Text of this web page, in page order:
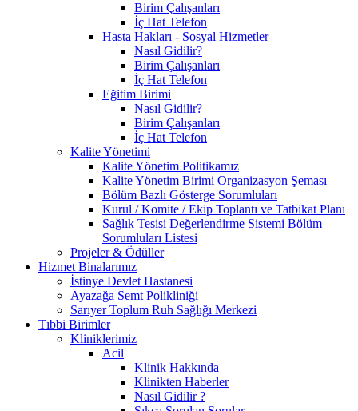
Birim Çalışanları
İç Hat Telefon
Hasta Hakları - Sosyal Hizmetler
Nasıl Gidilir?
Birim Çalışanları
İç Hat Telefon
Eğitim Birimi
Nasıl Gidilir?
Birim Çalışanları
İç Hat Telefon
Kalite Yönetimi
Kalite Yönetim Politikamız
Kalite Yönetim Birimi Organizasyon Şeması
Bölüm Bazlı Gösterge Sorumluları
Kurul / Komite / Ekip Toplantı ve Tatbikat Planı
Sağlık Tesisi Değerlendirme Sistemi Bölüm
Sorumluları Listesi
Projeler & Ödüller
Hizmet Binalarımız
İstinye Devlet Hastanesi
Ayazağa Semt Polikliniği
Sarıyer Toplum Ruh Sağlığı Merkezi
Tıbbi Birimler
Kliniklerimiz
Acil
Klinik Hakkında
Klinikten Haberler
Nasıl Gidilir ?